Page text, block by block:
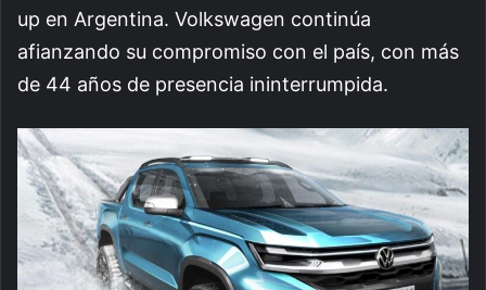
up en Argentina. Volkswagen continúa
afianzando su compromiso con el país, con más
de 44 años de presencia ininterrumpida.